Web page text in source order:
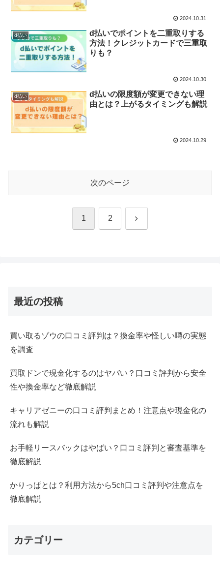
2024.10.31
d払い
d払いでポイントを二重取りする
方法！クレジットカードで三重取
りも？
2024.10.30
d払い
d払いの限度額が変更できない理
由とは？上がるタイミングも解説
2024.10.29
次のページ
1 2 次
最近の投稿
買い取るゾウの口コミ評判は？換金率や怪しい噂の実態
を調査
買取ドンで現金化するのはヤバい？口コミ評判から安全
性や換金率など徹底解説
キャリアゼニーの口コミ評判まとめ！注意点や現金化の
流れも解説
お手軽リースバックはやばい？口コミ評判と審査基準を
徹底解説
かりっぱとは？利用方法から5ch口コミ評判や注意点を
徹底解説
カテゴリー